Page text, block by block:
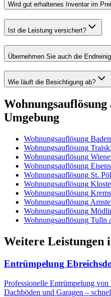
Wird gut erhaltenes Inventar im
Ist die Leistung versichert?
Übernehmen Sie auch die
Wie läuft die Besichtigung ab?
Wohnungsauflösung
Umgebung
Wohnungsauflösung Baden
Wohnungsauflösung
Wohnungsauflösung
Wohnungsauflösung
Wohnungsauflösung St.
Wohnungsauflösung
Wohnungsauflösung
Wohnungsauflösung
Wohnungsauflösung
Wohnungsauflösung Tulln
Weitere Leistungen
Entrümpelung
Professionelle Entrümpelung
Dachböden und Garagen –